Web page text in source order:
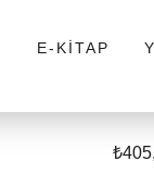
E-KITAP
₺